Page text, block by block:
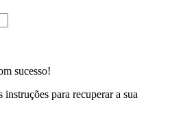
sucesso!
para recuperar a sua